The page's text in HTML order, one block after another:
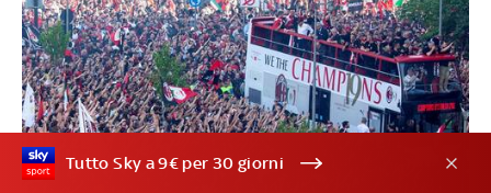
Tutto Sky a 9€ per 30 giorni